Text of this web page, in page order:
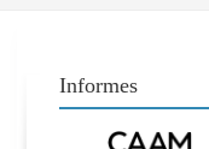
Informes